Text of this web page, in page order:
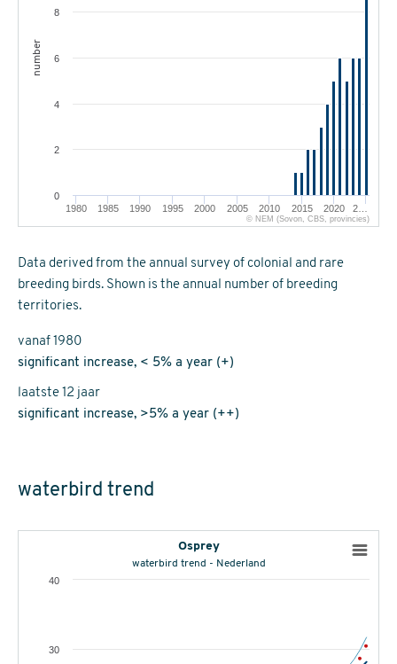
number
1980 1985 1990 1995 2000 2005 2010 2015 2020 2…
0
2
4
6
8
© NEM (Sovon, CBS, provincies)
Data derived from the annual survey of colonial and rare
breeding birds. Shown is the annual number of breeding
territories.
vanaf 1980
significant increase, < 5% a year (+)
laatste 12 jaar
significant increase, >5% a year (++)
waterbird trend
Osprey
waterbird trend - Nederland
30
40